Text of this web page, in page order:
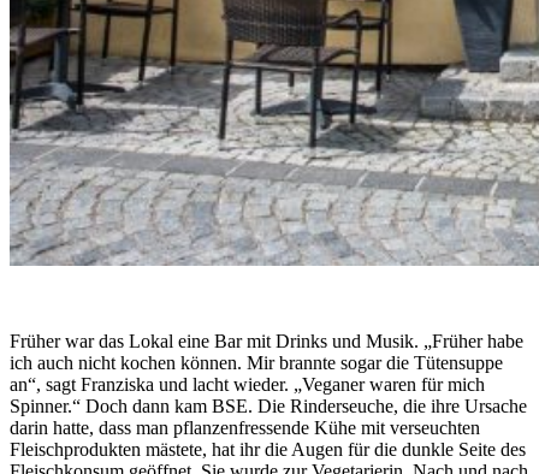
Früher war das Lokal eine Bar mit Drinks und Musik. „Früher habe
ich auch nicht kochen können. Mir brannte sogar die Tütensuppe
an“, sagt Franziska und lacht wieder. „Veganer waren für mich
Spinner.“ Doch dann kam BSE. Die Rinderseuche, die ihre Ursache
darin hatte, dass man pflanzenfressende Kühe mit verseuchten
Fleischprodukten mästete, hat ihr die Augen für die dunkle Seite des